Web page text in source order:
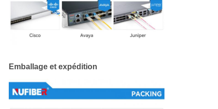
Emballage et expédition